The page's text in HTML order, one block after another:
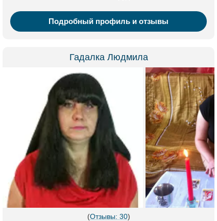
Подробный профиль и отзывы
Гадалка Людмила
(Отзывы: 30)